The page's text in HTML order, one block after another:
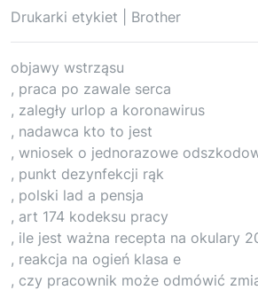
Drukarki etykiet | Brother
objawy wstrząsu
, praca po zawale serca
, zaległy urlop a koronawirus
, nadawca kto to jest
, wniosek o jednorazowe
, punkt dezynfekcji rąk
, polski lad a pensja
, art 174 kodeksu pracy
, ile jest ważna recepta na okulary
, reakcja na ogień klasa e
, czy pracownik może odmówić